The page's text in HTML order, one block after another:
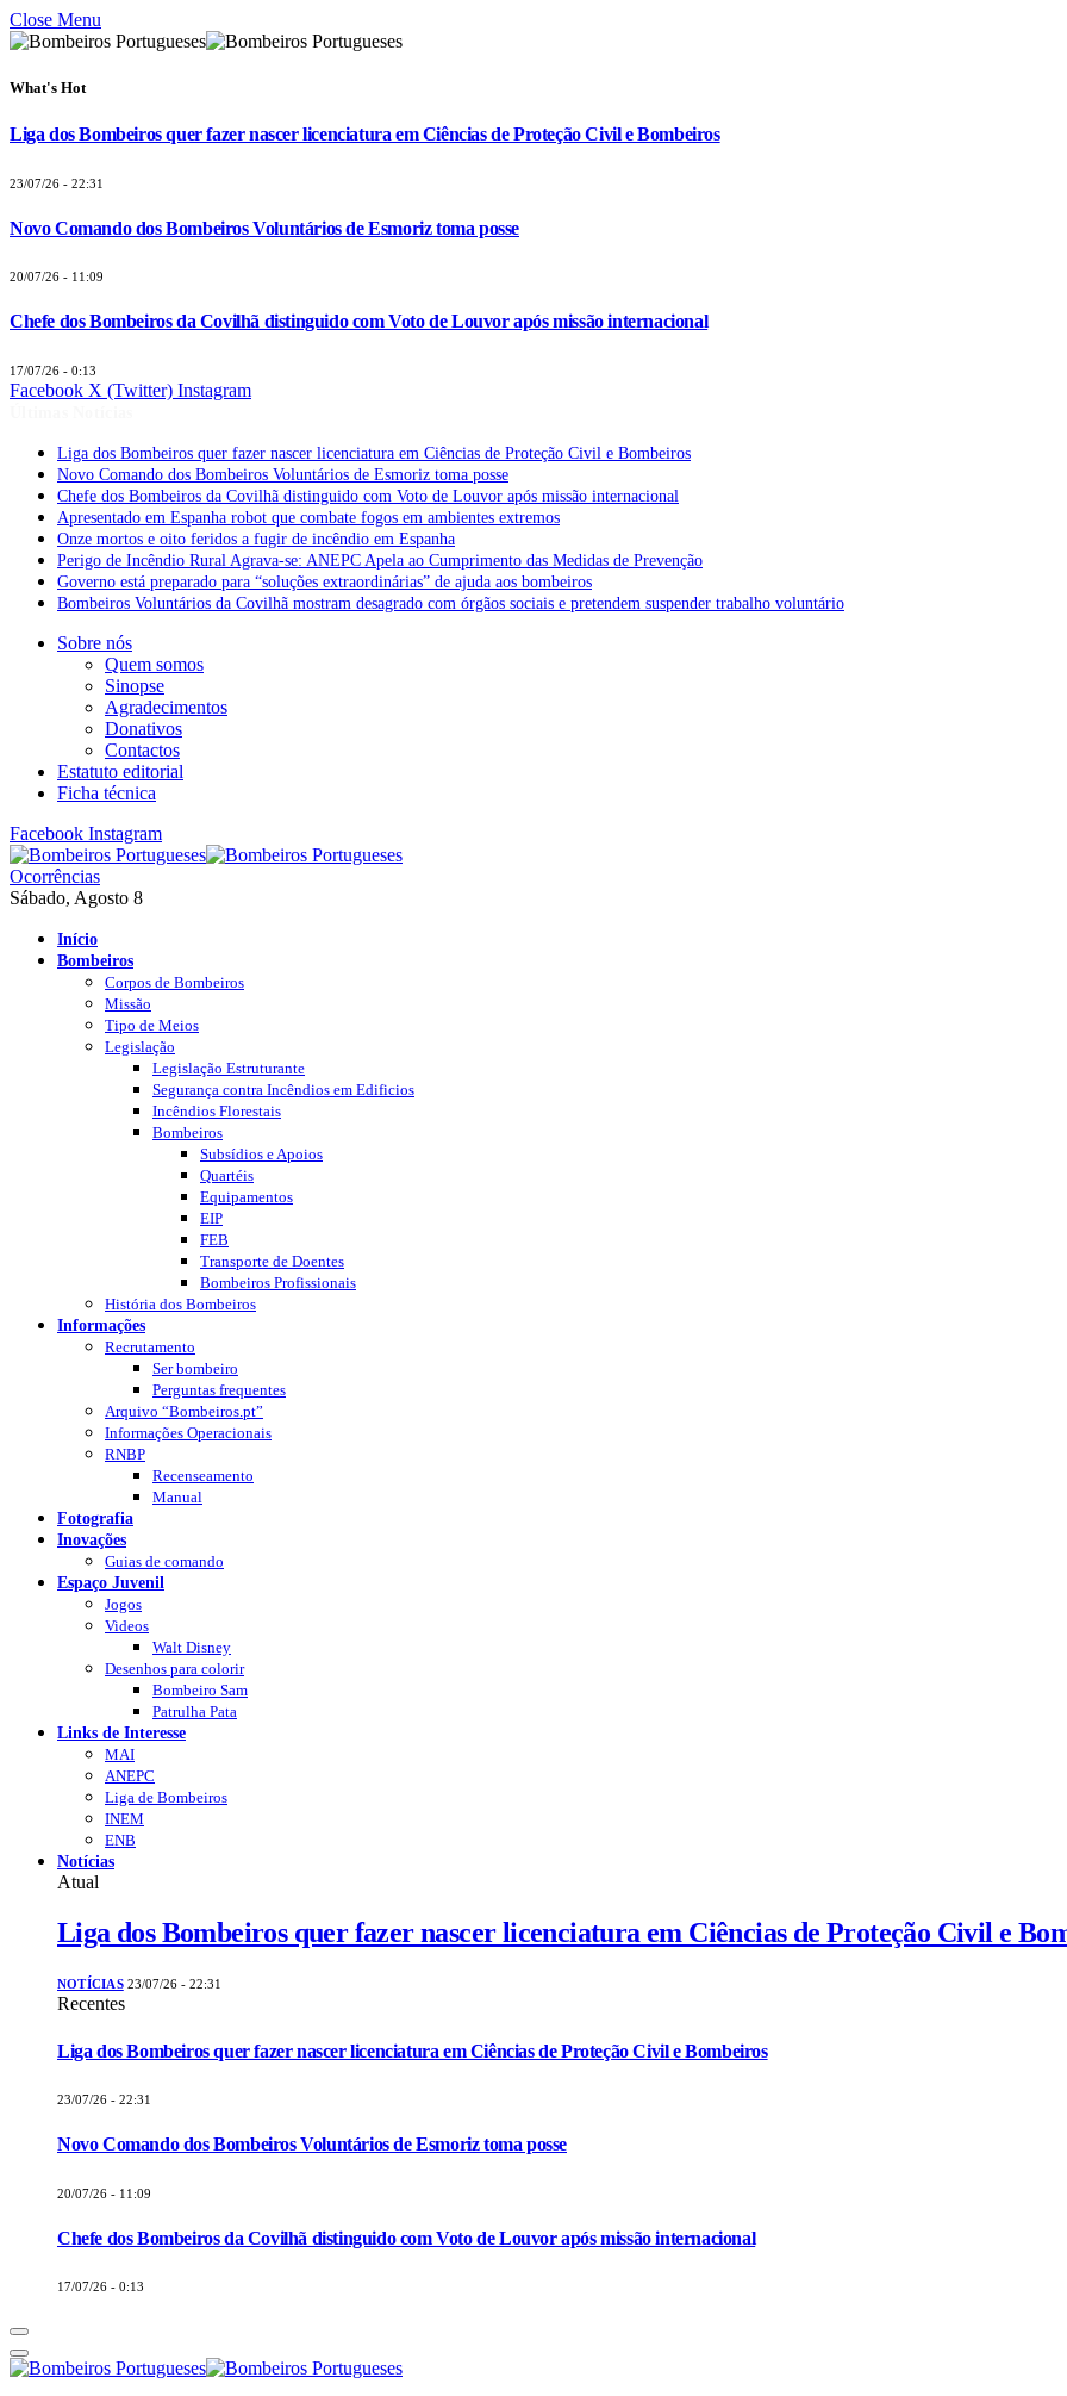
Close Menu
What's Hot
Liga dos Bombeiros quer fazer nascer licenciatura em Ciências de Proteção Civil e Bombeiros
23/07/26 - 22:31
Novo Comando dos Bombeiros Voluntários de Esmoriz toma posse
20/07/26 - 11:09
Chefe dos Bombeiros da Covilhã distinguido com Voto de Louvor após missão internacional
17/07/26 - 0:13
Facebook X (Twitter) Instagram
Liga dos Bombeiros quer fazer nascer licenciatura em Ciências de Proteção Civil e Bombeiros
Novo Comando dos Bombeiros Voluntários de Esmoriz toma posse
Chefe dos Bombeiros da Covilhã distinguido com Voto de Louvor após missão internacional
Apresentado em Espanha robot que combate fogos em ambientes extremos
Onze mortos e oito feridos a fugir de incêndio em Espanha
Perigo de Incêndio Rural Agrava-se: ANEPC Apela ao Cumprimento das Medidas de Prevenção
Governo está preparado para “soluções extraordinárias” de ajuda aos bombeiros
Bombeiros Voluntários da Covilhã mostram desagrado com órgãos sociais e pretendem suspender trabalho voluntário
Sobre nós
Quem somos
Sinopse
Agradecimentos
Donativos
Contactos
Estatuto editorial
Ficha técnica
Facebook Instagram
Ocorrências
Sábado, Agosto 8
Início
Bombeiros
Corpos de Bombeiros
Missão
Tipo de Meios
Legislação
Legislação Estruturante
Segurança contra Incêndios em Edificios
Incêndios Florestais
Bombeiros
Subsídios e Apoios
Quartéis
Equipamentos
EIP
FEB
Transporte de Doentes
Bombeiros Profissionais
História dos Bombeiros
Informações
Recrutamento
Ser bombeiro
Perguntas frequentes
Arquivo “Bombeiros.pt”
Informações Operacionais
RNBP
Recenseamento
Manual
Fotografia
Inovações
Guias de comando
Espaço Juvenil
Jogos
Videos
Walt Disney
Desenhos para colorir
Bombeiro Sam
Patrulha Pata
Links de Interesse
MAI
ANEPC
Liga de Bombeiros
INEM
ENB
Notícias
Atual
Liga dos Bombeiros quer fazer nascer licenciatura em Ciências de Proteção Civil e
NOTÍCIAS 23/07/26 - 22:31
Recentes
Liga dos Bombeiros quer fazer nascer licenciatura em Ciências de Proteção Civil e Bombeiros
23/07/26 - 22:31
Novo Comando dos Bombeiros Voluntários de Esmoriz toma posse
20/07/26 - 11:09
Chefe dos Bombeiros da Covilhã distinguido com Voto de Louvor após missão internacional
17/07/26 - 0:13